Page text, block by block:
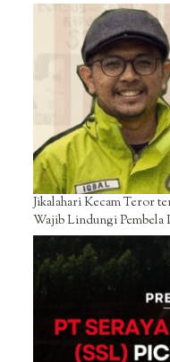
Jikalahari Kecam Teror
Wajib Lindungi